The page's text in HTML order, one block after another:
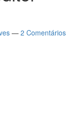
— 2 Comentários